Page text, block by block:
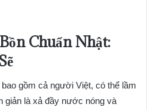
Chuẩn Nhật:
gồm cả người Việt, có thể lầm
giản là xả đầy nước nóng và